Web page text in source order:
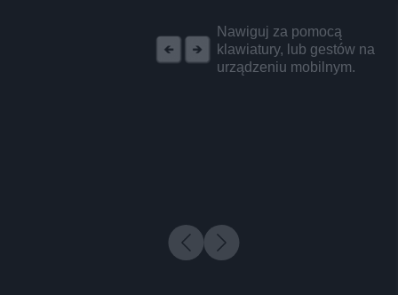
Nawiguj za pomocą
klawiatury, lub gestów na
urządzeniu mobilnym.